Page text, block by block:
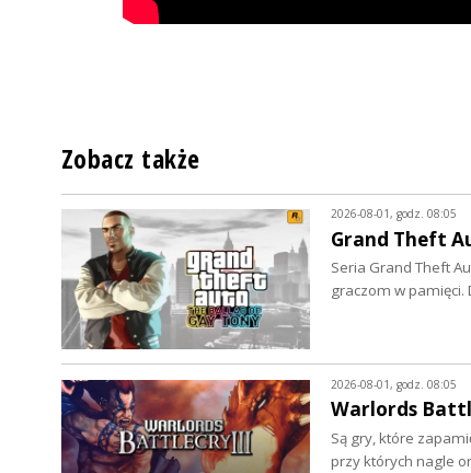
Zobacz także
2026-08-01, godz. 08:05
Grand Theft
Seria Grand Theft
graczom w pamięci.
2026-08-01, godz. 08:05
Warlords
Są gry, które
przy których nagle